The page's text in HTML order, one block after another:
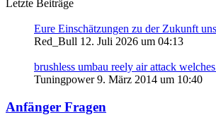
Letzte Beiträge
Eure Einschätzungen zu der Zukunft
Red_Bull 12. Juli 2026 um 04:13
brushless umbau reely air attack
Tuningpower9. März 2014 um 10:40
Anfänger Fragen